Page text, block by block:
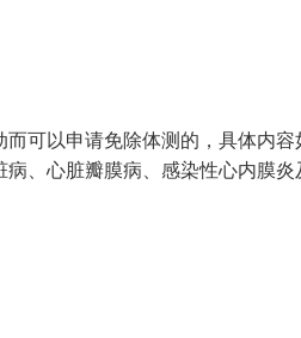
可以申请免除体测的，具体内
、心脏瓣膜病、感染性心内膜